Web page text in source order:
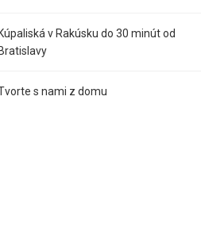
Kúpaliská v Rakúsku do 30 minút od
Bratislavy
s nami z domu